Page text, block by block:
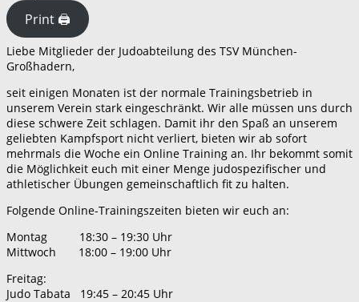
Print 🖨
Liebe Mitglieder der Judoabteilung des TSV München-
Großhadern,
seit einigen Monaten ist der normale Trainingsbetrieb in
unserem Verein stark eingeschränkt. Wir alle müssen uns durch
diese schwere Zeit schlagen. Damit ihr den Spaß an unserem
geliebten Kampfsport nicht verliert, bieten wir ab sofort
mehrmals die Woche ein Online Training an. Ihr bekommt somit
die Möglichkeit euch mit einer Menge judospezifischer und
athletischer Übungen gemeinschaftlich fit zu halten.
Folgende Online-Trainingszeiten bieten wir euch an:
Montag 18:30 – 19:30 Uhr
Mittwoch 18:00 – 19:00 Uhr
Freitag:
Judo Tabata 19:45 – 20:45 Uhr